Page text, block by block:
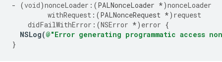
- (void)nonceLoader: (PALNonceLoader *)nonceLoader
withRequest :(PALNonceRequest *) request
didFailWithError :(NSError *) error {
NSLog(@"Error generating programmatic access
}